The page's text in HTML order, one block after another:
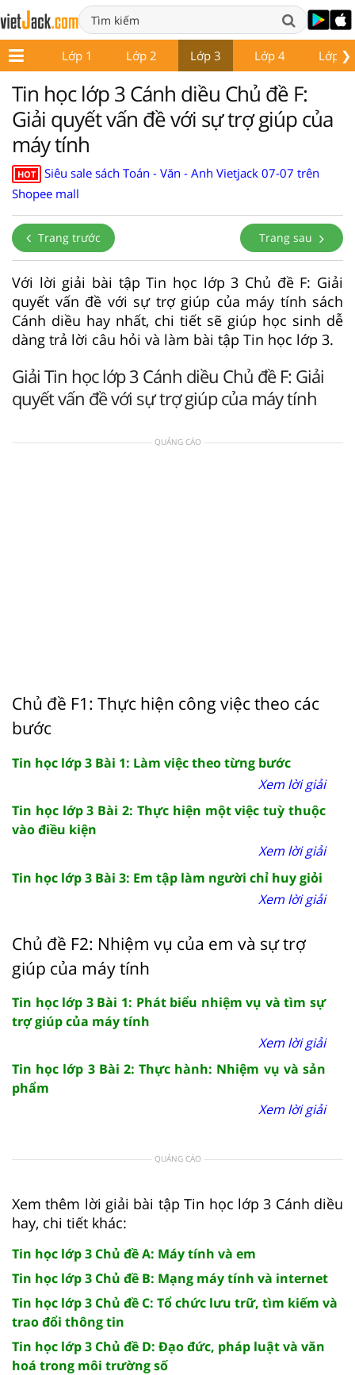
❯
Lớp 1 Lớp 2 Lớp 3 Lớp 4 Lớp 5
Tin học lớp 3 Cánh diều Chủ đề F:
Giải quyết vấn đề với sự trợ giúp của
máy tính
HOT
Siêu sale sách Toán - Văn - Anh Vietjack 07-07 trên
Shopee mall
Trang trước Trang sau
Với lời giải bài tập Tin học lớp 3 Chủ đề F: Giải
quyết vấn đề với sự trợ giúp của máy tính sách
Cánh diều hay nhất, chi tiết sẽ giúp học sinh dễ
dàng trả lời câu hỏi và làm bài tập Tin học lớp 3.
Giải Tin học lớp 3 Cánh diều Chủ đề F: Giải
quyết vấn đề với sự trợ giúp của máy tính
QUẢNG CÁO
Chủ đề F1: Thực hiện công việc theo các
bước
Tin học lớp 3 Bài 1: Làm việc theo từng bước
Xem lời giải
Tin học lớp 3 Bài 2: Thực hiện một việc tuỳ thuộc
vào điều kiện
Xem lời giải
Tin học lớp 3 Bài 3: Em tập làm người chỉ huy giỏi
Xem lời giải
Chủ đề F2: Nhiệm vụ của em và sự trợ
giúp của máy tính
Tin học lớp 3 Bài 1: Phát biểu nhiệm vụ và tìm sự
trợ giúp của máy tính
Xem lời giải
Tin học lớp 3 Bài 2: Thực hành: Nhiệm vụ và sản
phẩm
Xem lời giải
QUẢNG CÁO
Xem thêm lời giải bài tập Tin học lớp 3 Cánh diều
hay, chi tiết khác:
Tin học lớp 3 Chủ đề A: Máy tính và em
Tin học lớp 3 Chủ đề B: Mạng máy tính và internet
Tin học lớp 3 Chủ đề C: Tổ chức lưu trữ, tìm kiếm và
trao đổi thông tin
Tin học lớp 3 Chủ đề D: Đạo đức, pháp luật và văn
hoá trong môi trường số